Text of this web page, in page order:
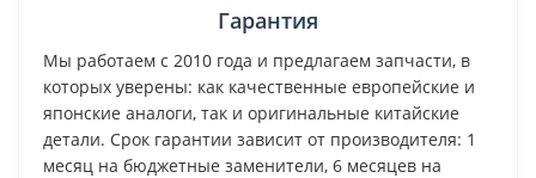
Гарантия
Мы работаем с 2010 года и предлагаем запчасти, в
которых уверены: как качественные европейские и
японские аналоги, так и оригинальные китайские
детали. Срок гарантии зависит от производителя: 1
месяц на бюджетные заменители, 6 месяцев на